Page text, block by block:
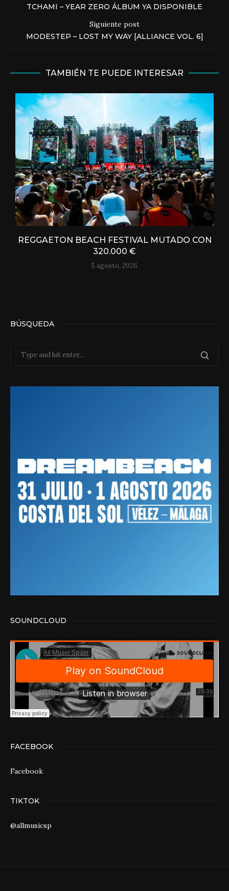
TCHAMI – YEAR ZERO ÁLBUM YA DISPONIBLE
Siguiente post
MODESTEP – LOST MY WAY [ALLIANCE VOL. 6]
TAMBIÉN TE PUEDE INTERESAR
REGGAETON BEACH FESTIVAL MUTADO CON
320.000 €
5 agosto, 2026
BÚSQUEDA
SOUNDCLOUD
FACEBOOK
Facebook
TIKTOK
@allmusicsp